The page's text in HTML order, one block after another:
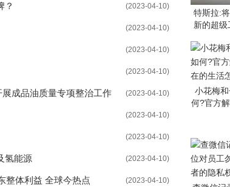
(2023-04-10)
？
(2023-04-10)
(2023-04-10)
(2023-04-10)
(2023-04-10)
成品油质量专项整治工作
(2023-04-10)
(2023-04-10)
(2023-04-10)
氢能源
(2023-04-10)
整体利益 全球今热点
特斯拉:
新的超
小花梅
何?官方